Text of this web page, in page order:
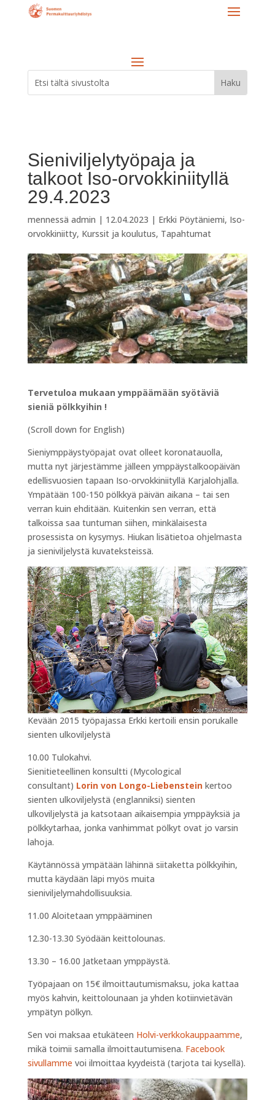
Sieniviljelytyöpaja ja
talkoot Iso-orvokkiniityllä
29.4.2023
mennessä admin | 12.04.2023 | Erkki Pöytäniemi, Iso-
orvokkiniitty, Kurssit ja koulutus, Tapahtumat
Tervetuloa mukaan ymppäämään syötäviä
sieniä pölkkyihin !
(Scroll down for English)
Sieniymppäystyöpajat ovat olleet koronatauolla,
mutta nyt järjestämme jälleen ymppäystalkoopäivän
edellisvuosien tapaan Iso-orvokkiniityllä Karjalohjalla.
Ympätään 100-150 pölkkyä päivän aikana – tai sen
verran kuin ehditään. Kuitenkin sen verran, että
talkoissa saa tuntuman siihen, minkälaisesta
prosessista on kysymys. Hiukan lisätietoa ohjelmasta
ja sieniviljelystä kuvateksteissä.
Kevään 2015 työpajassa Erkki kertoili ensin porukalle
sienten ulkoviljelystä
10.00 Tulokahvi.
Sienitieteellinen konsultti (Mycological
consultant) Lorin von Longo-Liebensteinkertoo
sienten ulkoviljelystä (englanniksi) sienten
ulkoviljelystä ja katsotaan aikaisempia ymppäyksiä ja
pölkkytarhaa, jonka vanhimmat pölkyt ovat jo varsin
lahoja.
Käytännössä ympätään lähinnä siitaketta pölkkyihin,
mutta käydään läpi myös muita
sieniviljelymahdollisuuksia.
11.00 Aloitetaan ymppääminen
12.30-13.30 Syödään keittolounas.
13.30 – 16.00 Jatketaan ymppäystä.
Työpajaan on 15€ ilmoittautumismaksu, joka kattaa
myös kahvin, keittolounaan ja yhden kotiinvietävän
ympätyn pölkyn.
Sen voi maksaa etukäteen Holvi-verkkokauppaamme,
mikä toimii samalla ilmoittautumisena. Facebook
sivullamme voi ilmoittaa kyydeistä (tarjota tai kysellä).